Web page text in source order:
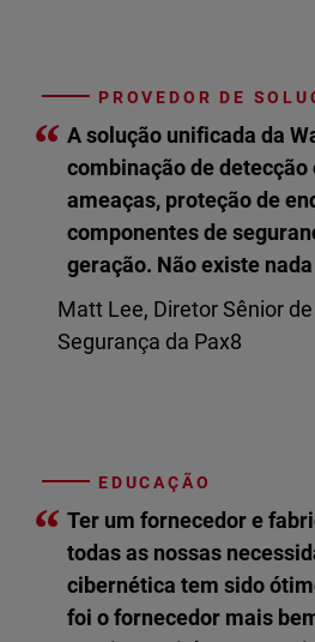
PROVEDOR DE
“ A solução unificada da
combinação de detecção
ameaças, proteção de
componentes de
geração. Não existe nada
Matt Lee, Diretor Sênior
Segurança da Pax8
EDUCAÇÃO
“ Ter um fornecedor e
todas as nossas
cibernética tem sido
foi o fornecedor mais